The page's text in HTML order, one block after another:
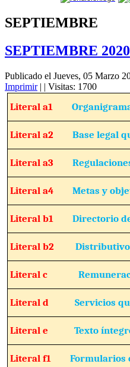
SEPTIEMBRE
SEPTIEMBRE 2020
Publicado el Jueves, 05 Marzo
Imprimir| | Visitas: 1700
Literal a1
Literal a2Base legal
Literal a3
Literal a4Metas y
Literal b1Directorio
Literal b2
Literal c
Literal dServicios
Literal eTexto
Literal f1Formularios